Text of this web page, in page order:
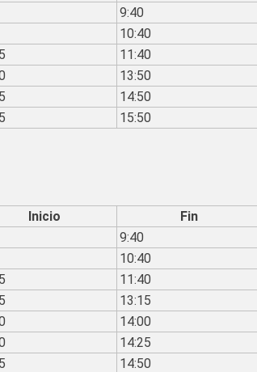
9:40
10:40
11:40
13:50
14:50
15:50
Inicio
Fin
9:40
10:40
11:40
13:15
14:00
14:25
14:50